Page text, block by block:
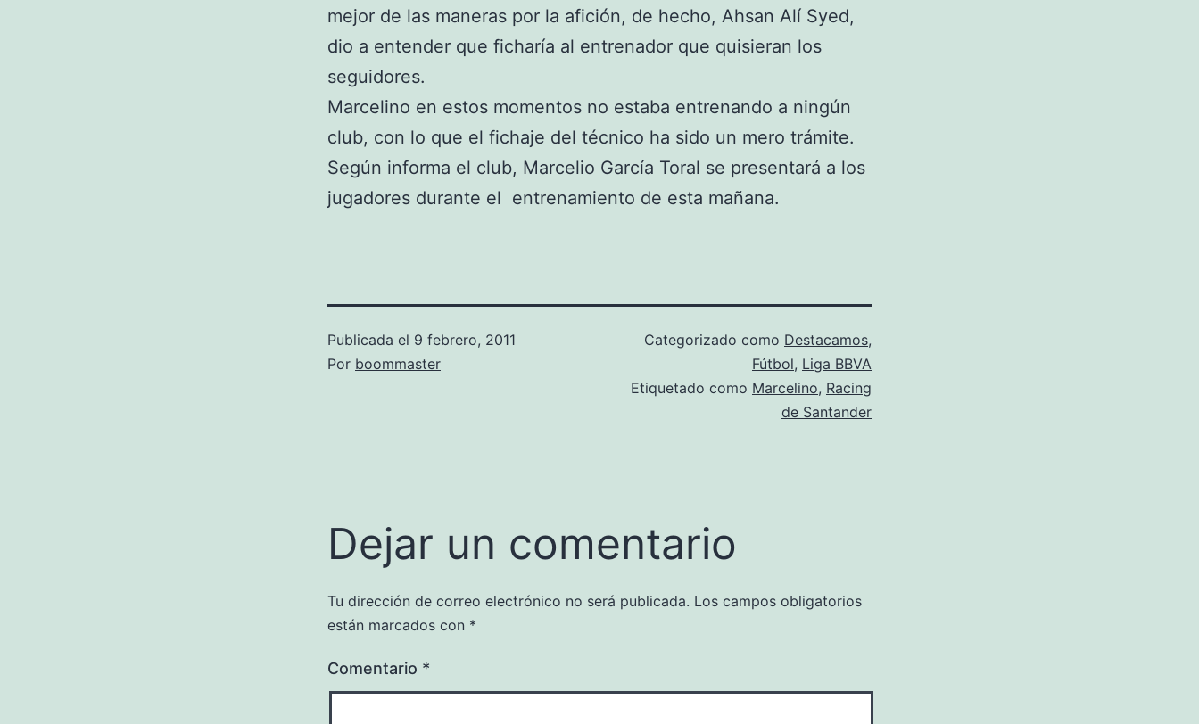
mejor de las maneras por la afición, de hecho, Ahsan Alí Syed,
dio a entender que ficharía al entrenador que quisieran los
seguidores.
Marcelino en estos momentos no estaba entrenando a ningún
club, con lo que el fichaje del técnico ha sido un mero trámite.
Según informa el club, Marcelio García Toral se presentará a los
jugadores durante el entrenamiento de esta mañana.
Publicada el 9 febrero, 2011
Por boommaster
Categorizado como Destacamos,
Fútbol, Liga BBVA
Etiquetado como Marcelino, Racing
de Santander
Dejar un comentario
Tu dirección de correo electrónico no será publicada. Los campos obligatorios
están marcados con *
Comentario *